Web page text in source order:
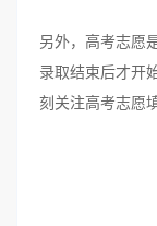
另外，高考志愿
录取结束后才开
刻关注高考志愿